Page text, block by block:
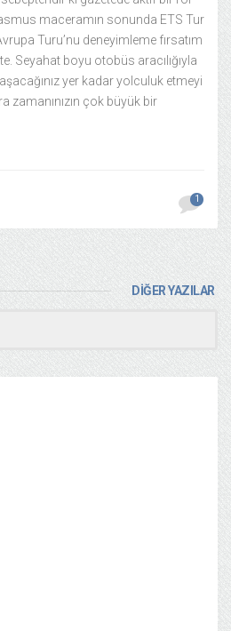
maceramın sonunda ETS Tur
Turu’nu deneyimleme fırsatım
Seyahat boyu otobüs aracılığıyla
yer kadar yolculuk etmeyi
zamanınızın çok büyük bir
1
DİĞER YAZILAR